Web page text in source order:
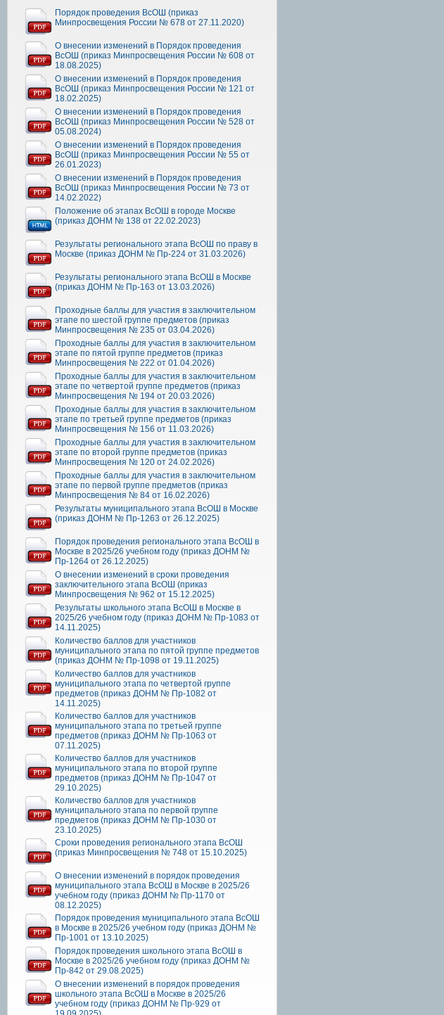
Порядок проведения ВсОШ (приказ
Минпросвещения России № 678 от 27.11.2020)
О внесении изменений в Порядок проведения
ВсОШ (приказ Минпросвещения России № 608 от
18.08.2025)
О внесении изменений в Порядок проведения
ВсОШ (приказ Минпросвещения России № 121 от
18.02.2025)
О внесении изменений в Порядок проведения
ВсОШ (приказ Минпросвещения России № 528 от
05.08.2024)
О внесении изменений в Порядок проведения
ВсОШ (приказ Минпросвещения России № 55 от
26.01.2023)
О внесении изменений в Порядок проведения
ВсОШ (приказ Минпросвещения России № 73 от
14.02.2022)
Положение об этапах ВсОШ в городе Москве
(приказ ДОНМ № 138 от 22.02.2023)
Результаты регионального этапа ВсОШ по праву в
Москве (приказ ДОНМ № Пр-224 от 31.03.2026)
Результаты регионального этапа ВсОШ в Москве
(приказ ДОНМ № Пр-163 от 13.03.2026)
Проходные баллы для участия в заключительном
этапе по шестой группе предметов (приказ
Минпросвещения № 235 от 03.04.2026)
Проходные баллы для участия в заключительном
этапе по пятой группе предметов (приказ
Минпросвещения № 222 от 01.04.2026)
Проходные баллы для участия в заключительном
этапе по четвертой группе предметов (приказ
Минпросвещения № 194 от 20.03.2026)
Проходные баллы для участия в заключительном
этапе по третьей группе предметов (приказ
Минпросвещения № 156 от 11.03.2026)
Проходные баллы для участия в заключительном
этапе по второй группе предметов (приказ
Минпросвещения № 120 от 24.02.2026)
Проходные баллы для участия в заключительном
этапе по первой группе предметов (приказ
Минпросвещения № 84 от 16.02.2026)
Результаты муниципального этапа ВсОШ в Москве
(приказ ДОНМ № Пр-1263 от 26.12.2025)
Порядок проведения регионального этапа ВсОШ в
Москве в 2025/26 учебном году (приказ ДОНМ №
Пр-1264 от 26.12.2025)
О внесении изменений в сроки проведения
заключительного этапа ВсОШ (приказ
Минпросвещения № 962 от 15.12.2025)
Результаты школьного этапа ВсОШ в Москве в
2025/26 учебном году (приказ ДОНМ № Пр-1083 от
14.11.2025)
Количество баллов для участников
муниципального этапа по пятой группе предметов
(приказ ДОНМ № Пр-1098 от 19.11.2025)
Количество баллов для участников
муниципального этапа по четвертой группе
предметов (приказ ДОНМ № Пр-1082 от
14.11.2025)
Количество баллов для участников
муниципального этапа по третьей группе
предметов (приказ ДОНМ № Пр-1063 от
07.11.2025)
Количество баллов для участников
муниципального этапа по второй группе
предметов (приказ ДОНМ № Пр-1047 от
29.10.2025)
Количество баллов для участников
муниципального этапа по первой группе
предметов (приказ ДОНМ № Пр-1030 от
23.10.2025)
Сроки проведения регионального этапа ВсОШ
(приказ Минпросвещения № 748 от 15.10.2025)
О внесении изменений в порядок проведения
муниципального этапа ВсОШ в Москве в 2025/26
учебном году (приказ ДОНМ № Пр-1170 от
08.12.2025)
Порядок проведения муниципального этапа ВсОШ
в Москве в 2025/26 учебном году (приказ ДОНМ №
Пр-1001 от 13.10.2025)
Порядок проведения школьного этапа ВсОШ в
Москве в 2025/26 учебном году (приказ ДОНМ №
Пр-842 от 29.08.2025)
О внесении изменений в порядок проведения
школьного этапа ВсОШ в Москве в 2025/26
учебном году (приказ ДОНМ № Пр-929 от